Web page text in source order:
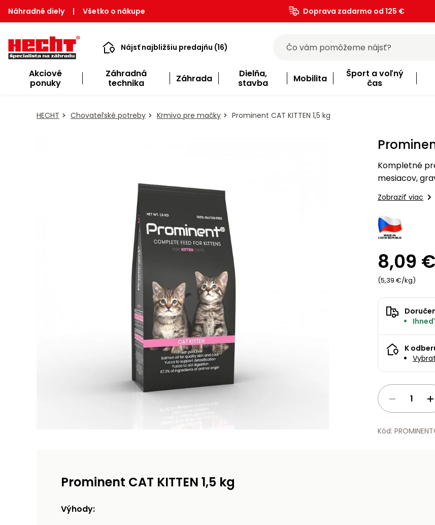
Náhradné diely | Všetko o nákupe Doprava zadarmo od 125 €
Nájsť najbližšiu predajňu (16)
Akciové
ponuky
Záhradná
technika
Záhrada
Dielňa,
stavba
Mobilita
Šport a voľný
čas
HECHT Chovateľské potreby Krmivo pre mačky Prominent CAT KITTEN 1,5 kg
Kompletné
mesiacov,
Zobraziť viac
8,09 €
(5,39 €/kg)
K
Kód:
Prominent CAT KITTEN 1,5 kg
Výhody: